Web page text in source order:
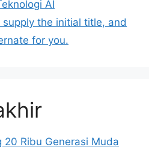
AI
supply the initial title, and
for you.
20 Ribu Generasi Muda